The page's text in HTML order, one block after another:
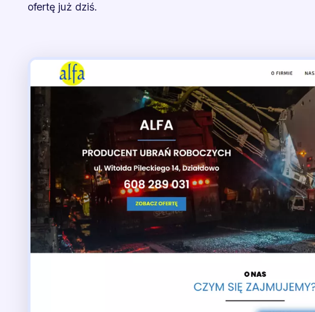
ofertę już dziś.